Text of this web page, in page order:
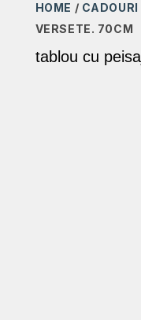
HOME / CADOURI
VERSETE. 70CM
tablou cu